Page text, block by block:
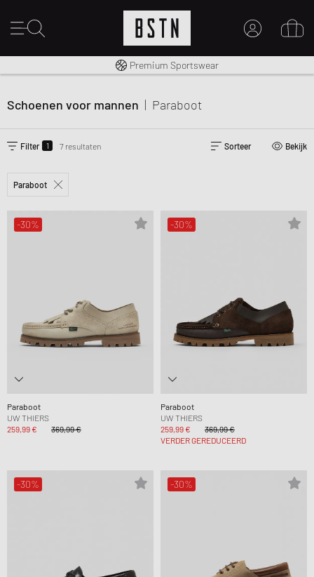
MIJN ACCOUNT
MAAK EEN ACCOUNT AAN
Gratis verzending naar NL vanaf € 100
Premium Sportswear
Schoenen voor mannen | Paraboot
Filter 1 7 resultaten Sorteer Bekijk
Paraboot
-30%
Paraboot
UW THIERS
259,99 €
369,99 €
-30%
Paraboot
UW THIERS
259,99 €
369,99 €
VERDER GEREDUCEERD
-30% -30%